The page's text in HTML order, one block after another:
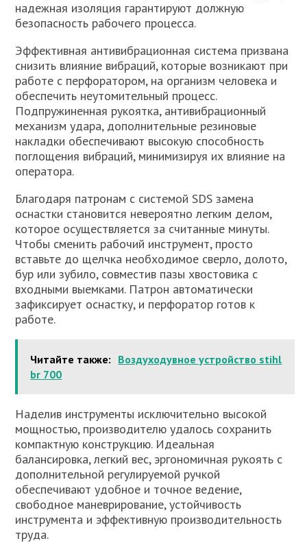
надежная изоляция гарантируют должную
безопасность рабочего процесса.
Эффективная антивибрационная система призвана
снизить влияние вибраций, которые возникают при
работе с перфоратором, на организм человека и
обеспечить неутомительный процесс.
Подпружиненная рукоятка, антивибрационный
механизм удара, дополнительные резиновые
накладки обеспечивают высокую способность
поглощения вибраций, минимизируя их влияние на
оператора.
Благодаря патронам с системой SDS замена
оснастки становится невероятно легким делом,
которое осуществляется за считанные минуты.
Чтобы сменить рабочий инструмент, просто
вставьте до щелчка необходимое сверло, долото,
бур или зубило, совместив пазы хвостовика с
входными выемками. Патрон автоматически
зафиксирует оснастку, и перфоратор готов к
работе.
Читайте также: Воздуходувное устройство stihl
br 700
Наделив инструменты исключительно высокой
мощностью, производителю удалось сохранить
компактную конструкцию. Идеальная
балансировка, легкий вес, эргономичная рукоять с
дополнительной регулируемой ручкой
обеспечивают удобное и точное ведение,
свободное маневрирование, устойчивость
инструмента и эффективную производительность
труда.